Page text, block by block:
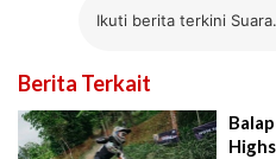
Ikuti berita terkini
Berita Terkait